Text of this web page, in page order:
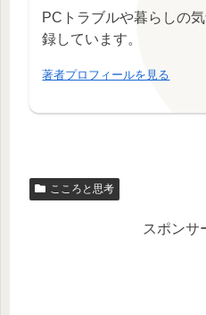
PCトラブルや暮らしの
録しています。
著者プロフィールを見る
こころと思考
スポンサ